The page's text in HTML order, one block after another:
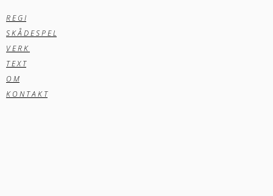
R E G I
S K Å D E S P E L
V E R K
T E X T
O M
K O N T A K T